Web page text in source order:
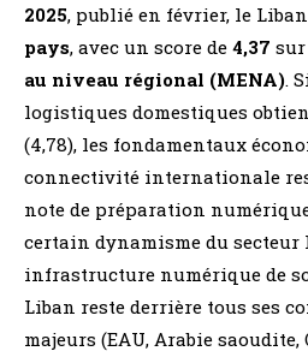
2025, publié en février, le
pays, avec un score de 4,37 sur
au niveau régional (MENA).
logistiques domestiques
(4,78), les fondamentaux
connectivité internationale
note de préparation
certain dynamisme du secteur
infrastructure numérique de
Liban reste derrière tous ses
majeurs (EAU, Arabie saoudite,